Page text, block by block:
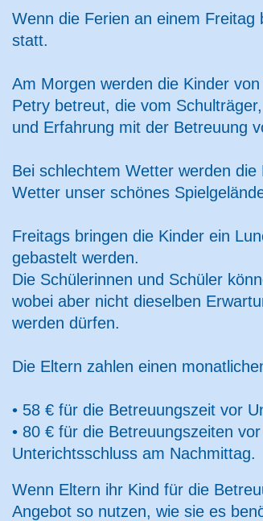
Wenn die Ferien an einem
statt.
Am Morgen werden die Kinder
Petry betreut, die vom
und Erfahrung mit der Betreuung
Bei schlechtem Wetter werden
Wetter unser schönes
Freitags bringen die Kinder ein
gebastelt werden.
Die Schülerinnen und Schüler
wobei aber nicht dieselben
werden dürfen.
Die Eltern zahlen einen
• 58 € für die Betreuungszeit vor
• 80 € für die Betreuungszeiten
Unterichtsschluss am Nachmittag.
Wenn Eltern ihr Kind für die
Angebot so nutzen, wie sie es